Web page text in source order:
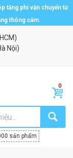
tăng phí vận chuyển từ
thông cảm.
Nội)
sản phẩm